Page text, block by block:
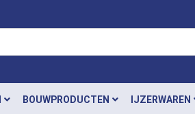
BOUWPRODUCTEN IJZERWAREN